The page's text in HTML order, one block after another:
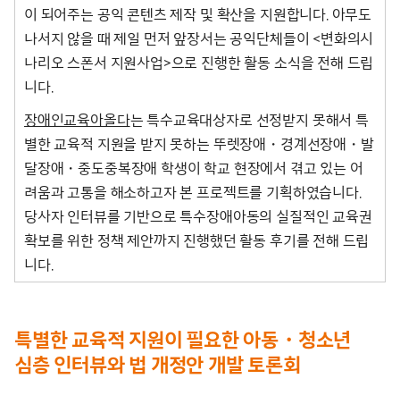
이 되어주는 공익 콘텐츠 제작 및 확산을 지원합니다. 아무도
나서지 않을 때 제일 먼저 앞장서는 공익단체들이 <변화의시
나리오 스폰서 지원사업>으로 진행한 활동 소식을 전해 드립
니다.
장애인교육아올다는 특수교육대상자로 선정받지 못해서 특
별한 교육적 지원을 받지 못하는 뚜렛장애・경계선장애・발
달장애・중도중복장애 학생이 학교 현장에서 겪고 있는 어
려움과 고통을 해소하고자 본 프로젝트를 기획하였습니다.
당사자 인터뷰를 기반으로 특수장애아동의 실질적인 교육권
확보를 위한 정책 제안까지 진행했던 활동 후기를 전해 드립
니다.
특별한 교육적 지원이 필요한 아동・청소년
심층 인터뷰와 법 개정안 개발 토론회